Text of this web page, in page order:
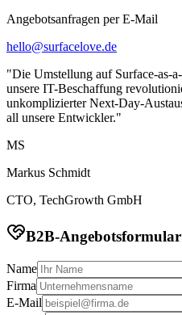
Angebotsanfragen per E-Mail
hello@surfacelove.de
"Die Umstellung auf Surface-as-
unsere IT-Beschaffung
unkomplizierter Next-Day-
all unsere Entwickler."
MS
Markus Schmidt
CTO, TechGrowth GmbH
B2B-Angebotsformular
Name
Firma
E-Mail